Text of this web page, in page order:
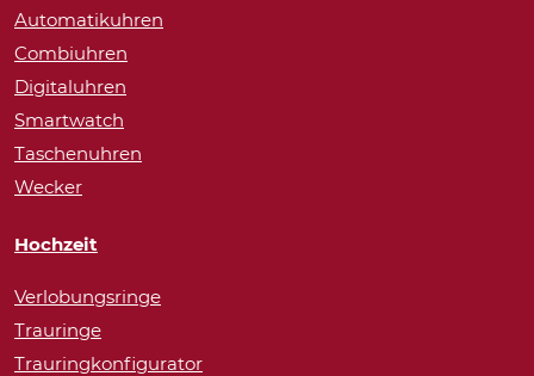
Automatikuhren
Combiuhren
Digitaluhren
Smartwatch
Taschenuhren
Wecker
Hochzeit
Verlobungsringe
Trauringe
Trauringkonfigurator